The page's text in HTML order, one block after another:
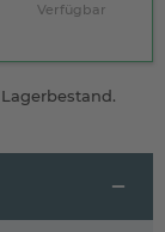
Verfügbar